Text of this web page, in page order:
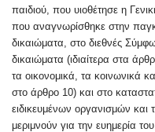
παιδιού, που υιοθέτησε η
που αναγνωρίσθηκε στην
δικαιώματα, στο διεθνές
δικαιώματα (ιδιαίτερα στα
τα οικονομικά, τα κοινωνικά
στο άρθρο 10) και στο
ειδικευμένων οργανισμών
μεριμνούν για την ευημερία